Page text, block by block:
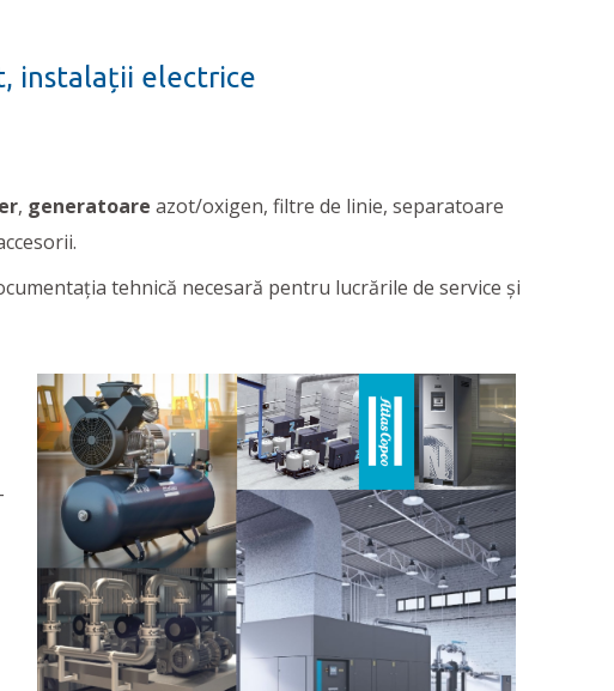
instalații electrice
, generatoare azot/oxigen, filtre de linie, separatoare
tehnică necesară pentru lucrările de service și